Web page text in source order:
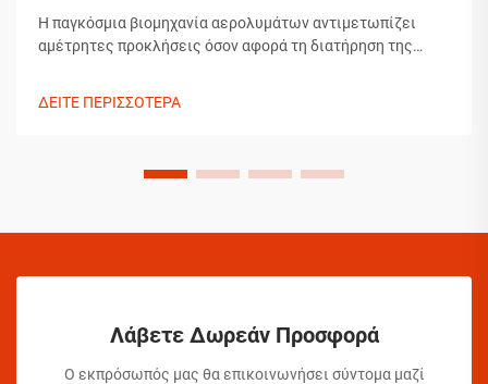
Η παγκόσμια βιομηχανία αερολυμάτων αντιμετωπίζει
αμέτρητες προκλήσεις όσον αφορά τη διατήρηση της
ΔΕΙΤΕ ΠΕΡΙΣΣΟΤΕΡΑ
Λάβετε Δωρεάν Προσφορά
Ο εκπρόσωπός μας θα επικοινωνήσει σύντομα μαζί